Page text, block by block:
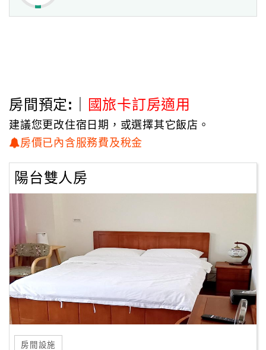
房間預定:｜ 國旅卡訂房適用
建議您更改住宿日期，或選擇其它飯店。
房價已內含服務費及稅金
陽台雙人房
房間設施